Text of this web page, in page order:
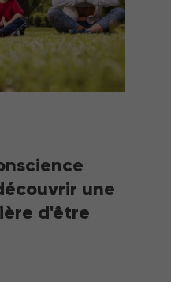
une
d'être